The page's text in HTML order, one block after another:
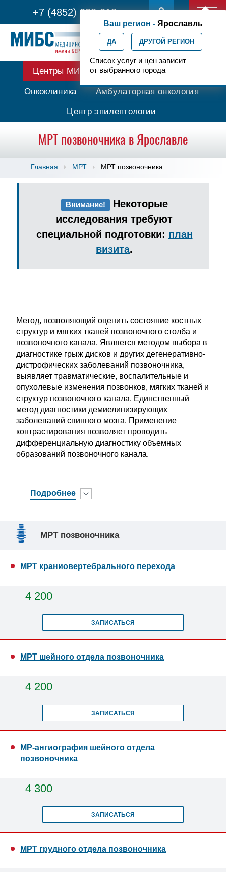
+7 (4852) 208-218
Ваш регион - Ярославль
ДА ДРУГОЙ РЕГИОН
Список услуг и цен зависит
от выбранного города
Центры МИБС Протонная терапия
Онкоклиника Амбулаторная онкология
Центр эпилептологии
МРТ позвоночника в Ярославле
Главная МРТ МРТ позвоночника
Внимание! Некоторые
исследования требуют
специальной подготовки: план
визита.
Метод, позволяющий оценить состояние костных
структур и мягких тканей позвоночного столба и
позвоночного канала. Является методом выбора в
диагностике грыж дисков и других дегенеративно-
дистрофических заболеваний позвоночника,
выявляет травматические, воспалительные и
опухолевые изменения позвонков, мягких тканей и
структур позвоночного канала. Единственный
метод диагностики демиелинизирующих
заболеваний спинного мозга. Применение
контрастирования позволяет проводить
дифференциальную диагностику объемных
образований позвоночного канала.
Подробнее
МРТ позвоночника
МРТ краниовертебрального перехода
4 200
ЗАПИСАТЬСЯ
МРТ шейного отдела позвоночника
4 200
ЗАПИСАТЬСЯ
МР-ангиография шейного отдела
позвоночника
4 300
ЗАПИСАТЬСЯ
МРТ грудного отдела позвоночника